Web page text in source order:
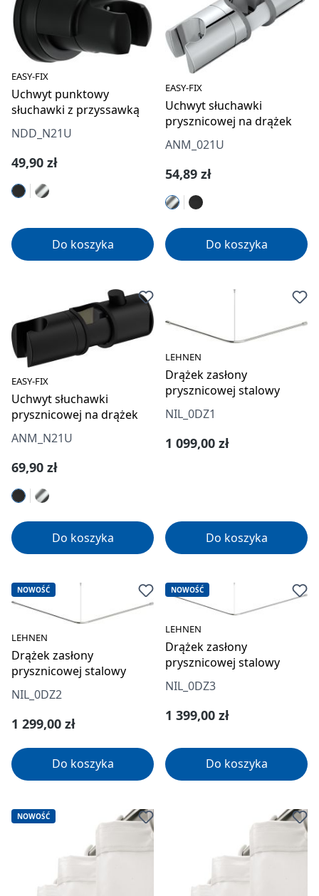
EASY-FIX
Uchwyt punktowy
słuchawki z przyssawką
NDD_N21U
Cena regularna:
49,90 zł
Do koszyka
EASY-FIX
Uchwyt słuchawki
prysznicowej na drążek
ANM_021U
Cena regularna:
54,89 zł
Do koszyka
EASY-FIX
Uchwyt słuchawki
prysznicowej na drążek
ANM_N21U
Cena regularna:
69,90 zł
Do koszyka
LEHNEN
Drążek zasłony
prysznicowej stalowy
NIL_0DZ1
Cena regularna:
1 099,00 zł
Do koszyka
NOWOŚĆ
LEHNEN
Drążek zasłony
prysznicowej stalowy
NIL_0DZ2
Cena regularna:
1 299,00 zł
Do koszyka
NOWOŚĆ
LEHNEN
Drążek zasłony
prysznicowej stalowy
NIL_0DZ3
Cena regularna:
1 399,00 zł
Do koszyka
NOWOŚĆ